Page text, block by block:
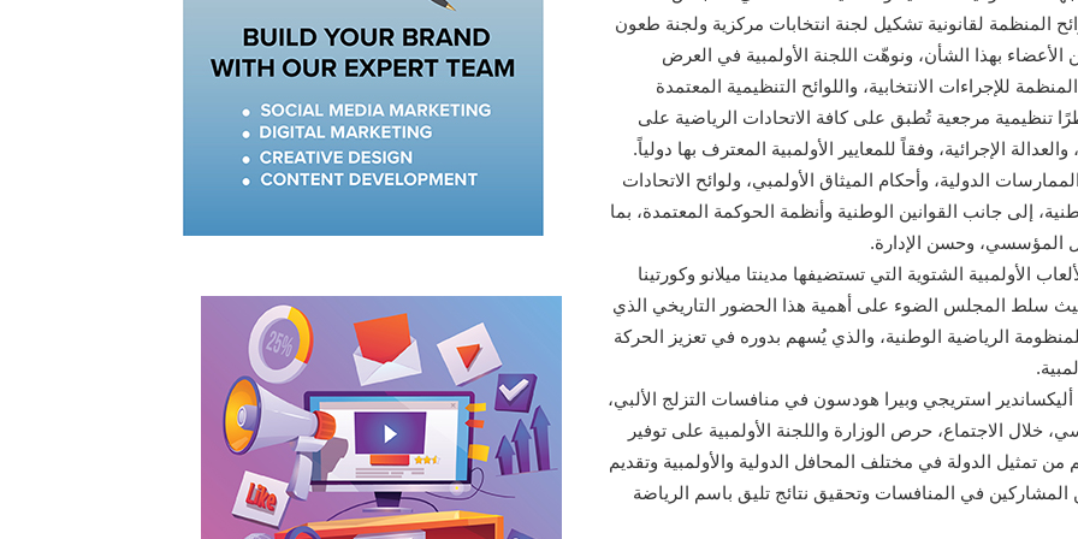
المنظمة لقانونية تشكيل لجنة انتخابات مركزية ولجنة طعون
الأعضاء بهذا الشأن، ونوهّت اللجنة الأولمبية في العرض
للإجراءات الانتخابية، واللوائح التنظيمية المعتمدة
تنظيمية مرجعية تُطبق على كافة الاتحادات الرياضية على
الإجرائية، وفقاً للمعايير الأولمبية المعترف بها دولياً.
الدولية، وأحكام الميثاق الأولمبي، ولوائح الاتحادات
إلى جانب القوانين الوطنية وأنظمة الحوكمة المعتمدة، بما
المؤسسي، وحسن الإدارة.
الأولمبية الشتوية التي تستضيفها مدينتا ميلانو وكورتينا
من 6 إلى 22 فبراير الجاري، حيث سلط المجلس الضوء على أهمية هذا الحضور التاريخي الذي
الرياضية الوطنية، والذي يُسهم بدوره في تعزيز الحركة
استريجي وبيرا هودسون في منافسات التزلج الألبي،
خلال الاجتماع، حرص الوزارة واللجنة الأولمبية على توفير
من تمثيل الدولة في مختلف المحافل الدولية والأولمبية وتقديم
المشاركين في المنافسات وتحقيق نتائج تليق باسم الرياضة